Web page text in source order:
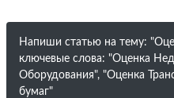
Напиши статью на тему:
ключевые слова: "Оценка
Оборудования", "Оценка
бумаг"